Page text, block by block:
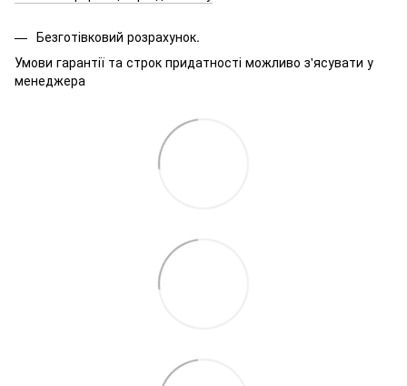
Безготівковий розрахунок.
Умови гарантії та строк придатності можливо з'ясувати у
менеджера